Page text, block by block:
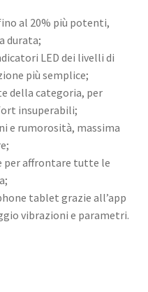
al 20% più potenti,
durata;
LED dei livelli di
più semplice;
della categoria, per
insuperabili;
e rumorosità, massima
per affrontare tutte le
tablet grazie all’app
vibrazioni e parametri.